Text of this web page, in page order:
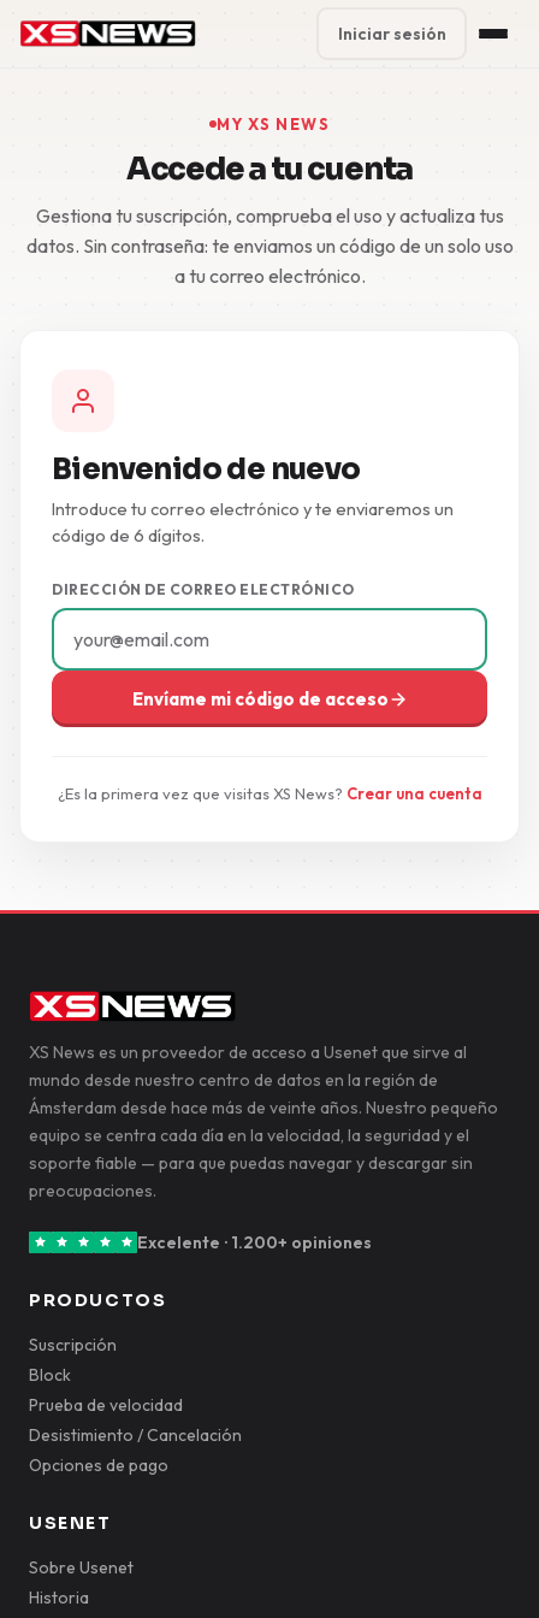
Block Accounts
Support
5 Day Pass
Iniciar sesión
MY XS NEWS
Accede a tu cuenta
Gestiona tu suscripción, comprueba el uso y actualiza tus
datos. Sin contraseña: te enviamos un código de un solo uso
a tu correo electrónico.
Bienvenido de nuevo
Introduce tu correo electrónico y te enviaremos un
código de 6 dígitos.
DIRECCIÓN DE CORREO ELECTRÓNICO
Envíame mi código de acceso
¿Es la primera vez que visitas XS News? Crear una cuenta
XS News es un proveedor de acceso a Usenet que sirve al
mundo desde nuestro centro de datos en la región de
Ámsterdam desde hace más de veinte años. Nuestro pequeño
equipo se centra cada día en la velocidad, la seguridad y el
soporte fiable — para que puedas navegar y descargar sin
preocupaciones.
Excelente · 1.200+ opiniones
PRODUCTOS
Suscripción
Block
Prueba de velocidad
Desistimiento / Cancelación
Opciones de pago
USENET
Sobre Usenet
Historia